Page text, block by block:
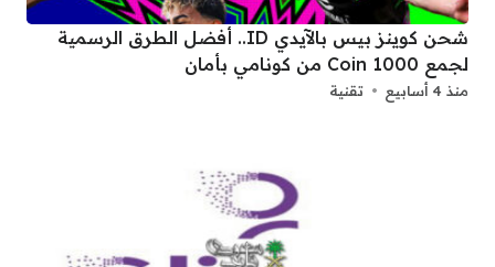
شحن كوينز بيس بالآيدي ID.. أفضل الطرق الرسمية
لجمع 1000 Coin من كونامي بأمان
منذ 4 أسابيع تقنية